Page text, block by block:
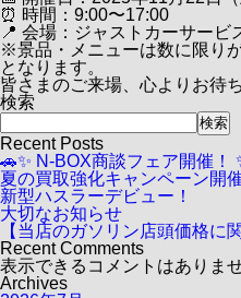
⏰ 時間：9:00〜17:00
📍 会場：ジャストカーサービ
※景品・メニューは数に限り
となります。
皆さまのご来場、心よりお待
検索
検索
Recent Posts
🚗✨ N-BOX商談フェア開催！
夏の買取強化キャンペーン開催
新型ハスラーデビュー！
大切なお知らせ
【当店のガソリン店頭価格に
Recent Comments
表示できるコメントはありませ
Archives